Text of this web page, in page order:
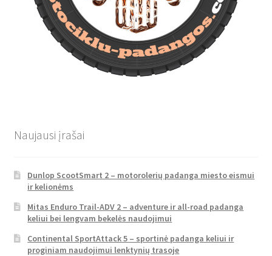
Naujausi įrašai
Dunlop ScootSmart 2 – motorolerių padanga miesto eismui
ir kelionėms
Mitas Enduro Trail-ADV 2 – adventure ir all-road padanga
keliui bei lengvam bekelės naudojimui
Continental SportAttack 5 – sportinė padanga keliui ir
proginiam naudojimui lenktynių trasoje